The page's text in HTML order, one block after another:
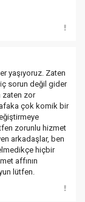
yaşıyoruz. Zaten
sorun değil gider
zaten zor
çok komik bir
zorunlu hizmet
arkadaşlar, ben
hiçbir
affının
lütfen.